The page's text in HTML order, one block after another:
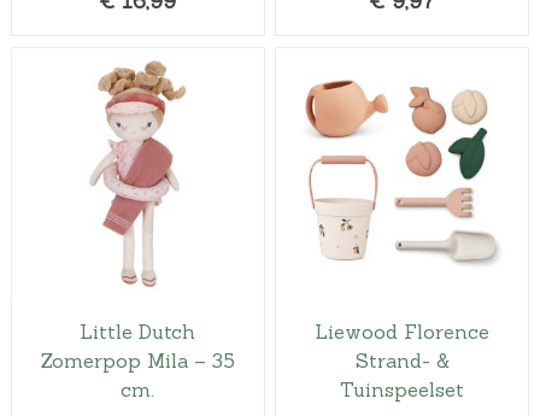
Little Dutch
Zomerpop Mila – 35
cm.
Liewood Florence
Strand- &
Tuinspeelset